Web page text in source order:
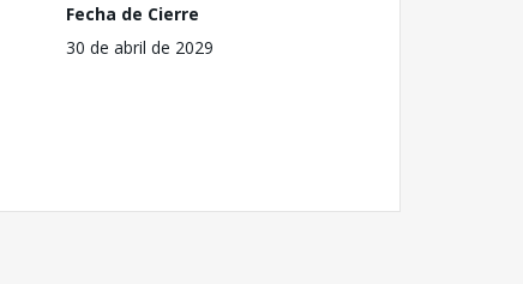
Fecha de Cierre
30 de abril de 2029